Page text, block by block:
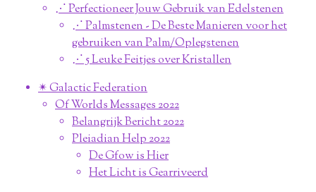
⋰ Perfectioneer Jouw Gebruik van Edelstenen
⋰ Palmstenen - De Beste Manieren voor het
gebruiken van Palm/Oplegstenen
⋰ 5 Leuke Feitjes over Kristallen
✴︎ Galactic Federation
Of Worlds Messages 2022
Belangrijk Bericht 2022
Pleiadian Help 2022
De Gfow is Hier
Het Licht is Gearriveerd